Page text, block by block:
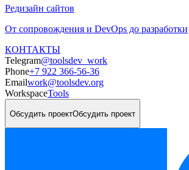
Редизайн сайтов
От сопровождения и DevOps до разработки
КОНТАКТЫ
Telegram@toolsdev_work
Phone+7 922 366-56-36
Emailwork@toolsdev.org
WorkspaceTools
Обсудить проектОбсудить проект